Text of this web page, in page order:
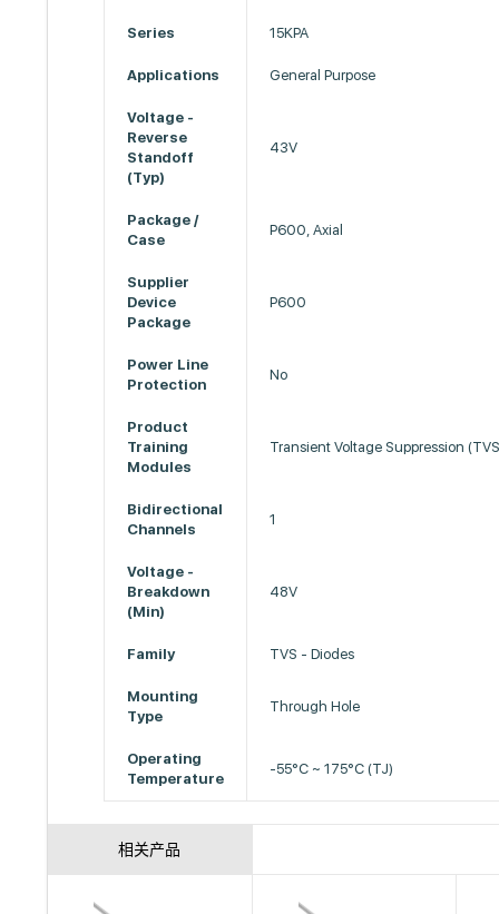
Series 15KPA
Applications General Purpose
Voltage -
Reverse
Standoff
(Typ)
43V
Package /
Case
P600, Axial
Supplier
Device
Package
P600
Power Line
Protection
No
Product
Training
Modules
Transient Voltage Suppression
Bidirectional
Channels
1
Voltage -
Breakdown
(Min)
48V
Family TVS - Diodes
Mounting
Type
Through Hole
Operating
Temperature
-55°C ~ 175°C (TJ)
相关产品